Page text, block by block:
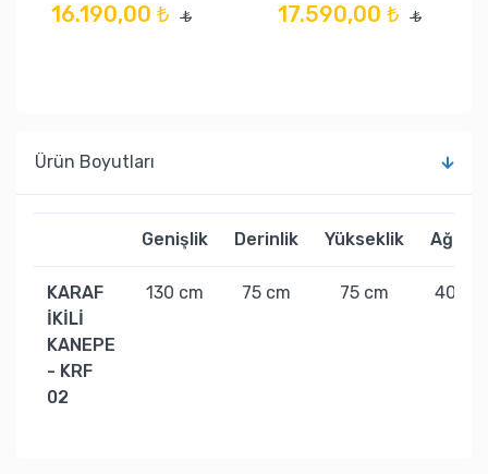
16.190,00 ₺ ₺ 17.590,00 ₺ ₺
Ürün Boyutları
Genişlik Derinlik Yükseklik Ağırlık
KARAF
İKİLİ
KANEPE
- KRF
02
130 cm 75 cm 75 cm 40 kg